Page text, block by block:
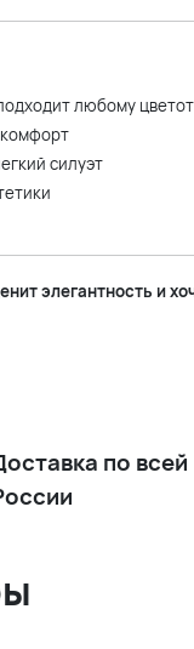
любому
силуэт
элегантность и
по всей